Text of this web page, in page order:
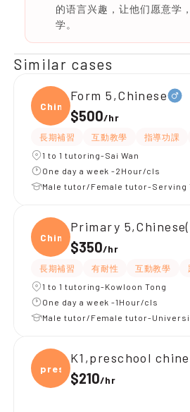
的语言兴趣，让他们愿意学
学。
Similar cases
Chine
Form 5,Chinese
$500/hr
長期補習 互動教學 指導功課
1 to 1 tutoring-Sai Wan
One day a week -2Hour/cls
Male tutor/Female tutor-Serving
Chine
Primary
$350/hr
長期補習 有耐性 互動教學
1 to 1 tutoring-Kowloon Tong
One day a week -1Hour/cls
Male tutor/Female tutor-
presc
K1,preschool
$210/hr